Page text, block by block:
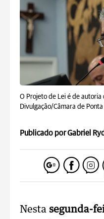
O Projeto de Lei é de autoria
Divulgação/Câmara de Ponta
Publicado por Gabriel
Nesta segunda-